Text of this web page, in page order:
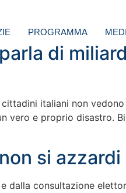
PROGRAMMA
di
italiani non
vero e proprio disastro.
si
dalla consultazione